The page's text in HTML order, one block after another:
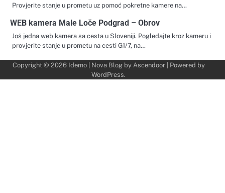
Provjerite stanje u prometu uz pomoć pokretne kamere na…
WEB kamera Male Loče Podgrad – Obrov
Još jedna web kamera sa cesta u Sloveniji. Pogledajte kroz kameru i
provjerite stanje u prometu na cesti G1/7, na…
Copyright © 2026 Idemo| Nova Blog by Ascendoor| Powered by
WordPress.